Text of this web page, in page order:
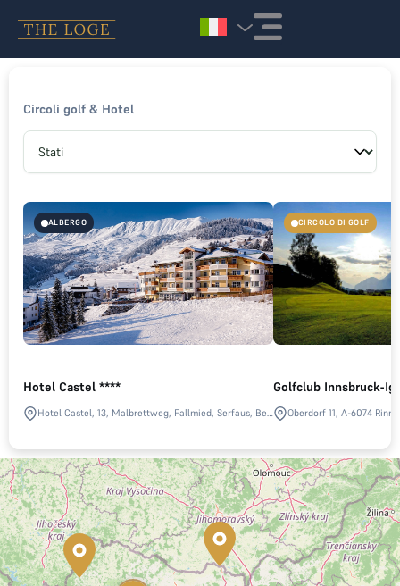
Circoli golf & Hotel
ALBERGO
Hotel Castel ****
Hotel Castel, 13, Malbrettweg, Fallmied, Serfaus, Bezirk Landeck, Tyrol, 6534, Austria
CIRCOLO DI GOLF
Golfclub Innsbruck-
Oberdorf 11, A-6074